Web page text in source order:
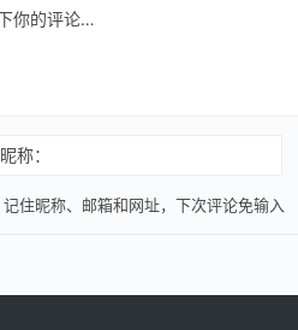
昵称：
记住昵称、邮箱和网址，下次评论免输入